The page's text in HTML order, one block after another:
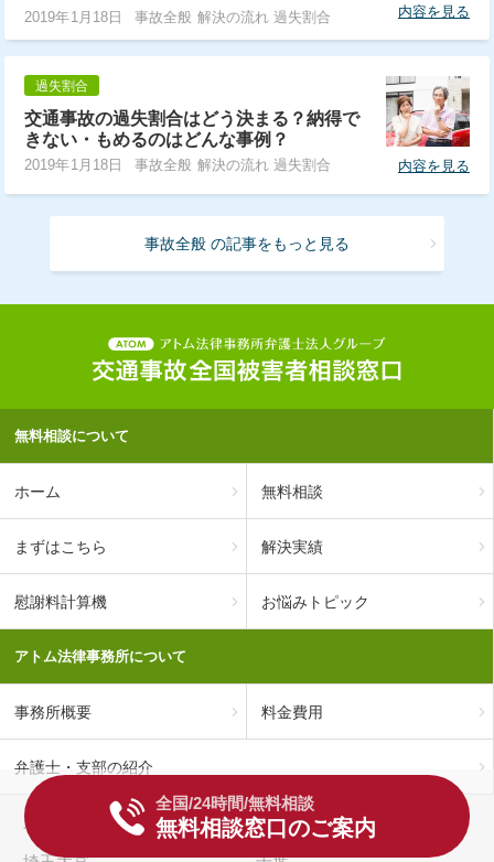
2019年1月18日 事故全般 解決の流れ 過失割合 内容を見る
過失割合
交通事故の過失割合はどう決まる？納得で
きない・もめるのはどんな事例？
2019年1月18日 事故全般 解決の流れ 過失割合 内容を見る
事故全般 の記事をもっと見る
全国/24時間/無料相談
無料相談窓口のご案内
無料相談について
ホーム 無料相談
まずはこちら 解決実績
慰謝料計算機 お悩みトピック
アトム法律事務所について
事務所概要 料金費用
弁護士・支部の紹介
永田町 仙台